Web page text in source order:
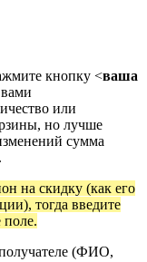
кнопку <ваша
или
но лучше
сумма
на скидку (как его
тогда введите
поле.
(ФИО,